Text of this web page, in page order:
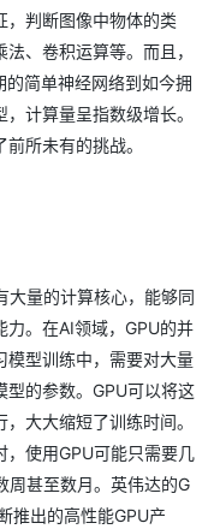
，判断图像中物体的类
、卷积运算等。而且，
简单神经网络到如今拥
计算量呈指数级增长。
所未有的挑战。
大量的计算核心，能够同
力。在AI领域，GPU的并
模型训练中，需要对大量
型的参数。GPU可以将这
大大缩短了训练时间。
使用GPU可能只需要几
周甚至数月。英伟达的G
推出的高性能GPU产